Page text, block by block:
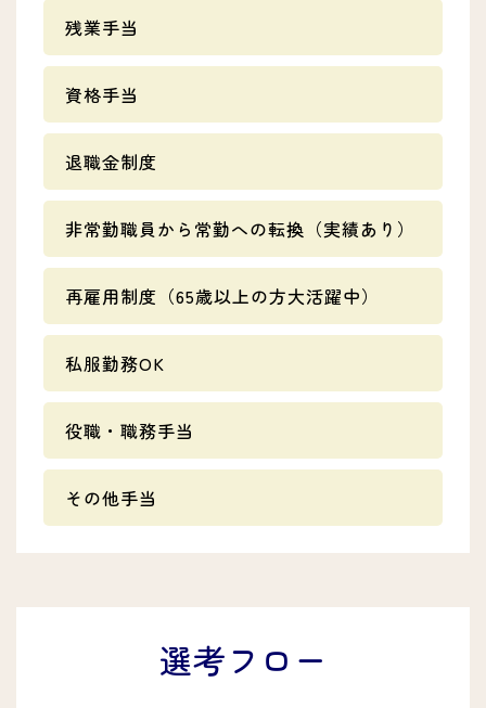
残業手当
資格手当
退職金制度
非常勤職員から常勤への転換（実績あり）
再雇用制度（65歳以上の方大活躍中）
私服勤務OK
役職・職務手当
その他手当
選考フロー